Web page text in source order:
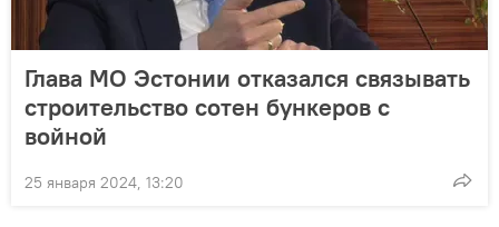
Глава МО Эстонии отказался связывать
строительство сотен бункеров с
войной
25 января 2024, 13:20